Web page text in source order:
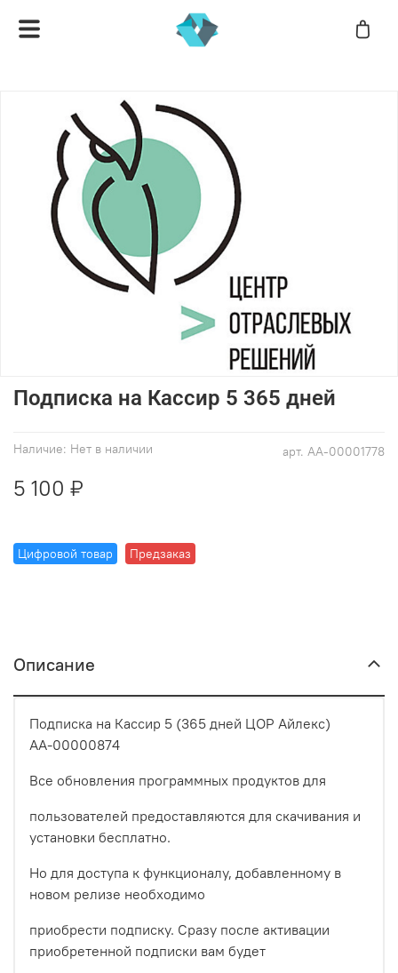
арт. АА-00001778
Наличие: Нет в наличии
Цифровой товар Предзаказ
Подписка на Кассир 5 365 дней
5 100 ₽
Описание
Подписка на Кассир 5 (365 дней ЦОР Айлекс)
АА-00000874
Все обновления программных продуктов для
пользователей предоставляются для скачивания и
установки бесплатно.
Но для доступа к функционалу, добавленному в
новом релизе необходимо
приобрести подписку. Сразу после активации
приобретенной подписки вам будет